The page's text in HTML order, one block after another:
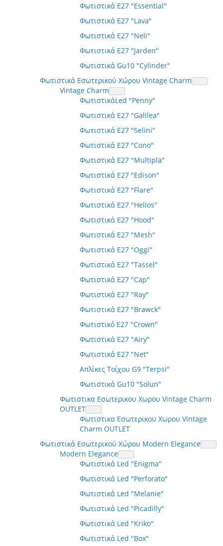
Φωτιστικά E27 "Essential"
Φωτιστικά E27 "Lava"
Φωτιστικά E27 "Neli"
Φωτιστικά E27 "Jarden"
Φωτιστικά Gu10 "Cylinder"
Φωτιστικά Εσωτερικού Χώρου Vintage Charm
Vintage Charm
ΦωτιστικάLed "Penny"
Φωτιστικά E27 "Galilea"
Φωτιστικά E27 "Selini"
Φωτιστικά E27 "Cono"
Φωτιστικά E27 "Multipla"
Φωτιστικά E27 "Edison"
Φωτιστικά E27 "Flare"
Φωτιστικά E27 "Helios"
Φωτιστικά E27 "Hood"
Φωτιστικά E27 "Mesh"
Φωτιστικά E27 "Oggi"
Φωτιστικά E27 "Tassel"
Φωτιστικά E27 "Cap"
Φωτιστικά E27 "Ray"
Φωτιστικά E27 "Brawck"
Φωτιστικό E27 "Crown"
Φωτιστικά E27 "Airy"
Φωτιστικά E27 "Net"
Απλίκες Τοίχου G9 "Terpsi"
Φωτιστικά Gu10 "Solun"
Φωτιστικα Εσωτερικου Χωρου Vintage Charm
OUTLET
Φωτιστικα Εσωτερικου Χωρου Vintage
Charm OUTLET
Φωτιστικά Εσωτερικού Χώρου Modern Elegance
Modern Elegance
Φωτιστικά Led "Enigma"
Φωτιστικά Led "Perforato"
Φωτιστικά Led "Melanie"
Φωτιστικά Led "Picadilly"
Φωτιστικά Led "Kriko"
Φωτιστικά Led "Box"